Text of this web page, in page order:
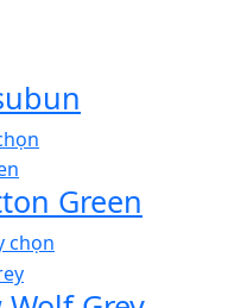
này
có
nhiều
Green
chọn
này